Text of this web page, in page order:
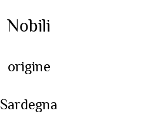
Nobili
origine
Sardegna